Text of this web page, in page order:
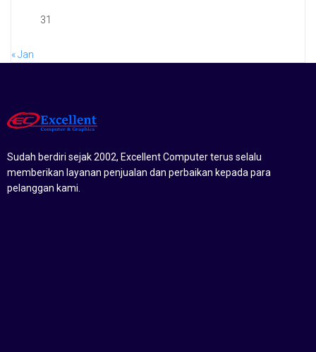
31
« Jan
Sudah berdiri sejak 2002, Excellent Computer terus selalu
memberikan layanan penjualan dan perbaikan kepada para
pelanggan kami.